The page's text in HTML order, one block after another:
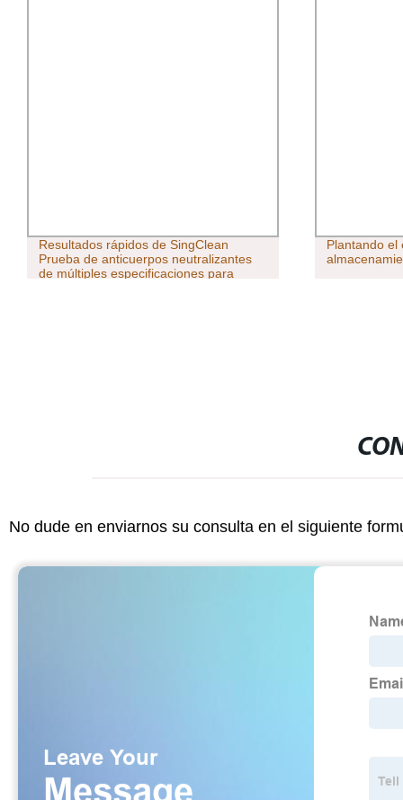
Resultados rápidos de SingClean
Prueba de anticuerpos neutralizantes
de múltiples especificaciones para
Plantando el
No dude en enviarnos su consulta en el siguiente